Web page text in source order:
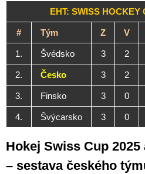
EHT: SWISS
# Tým Z V
1. Švédsko 3 2
2. Česko 3 2
3. Finsko 3 0
4. Švýcarsko 3 0
Hokej Swiss Cup
– sestava českého